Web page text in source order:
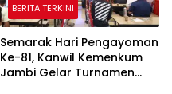
BERITA TERKINI
Semarak Hari Pengayoman
Ke-81, Kanwil Kemenkum
Jambi Gelar Turnamen